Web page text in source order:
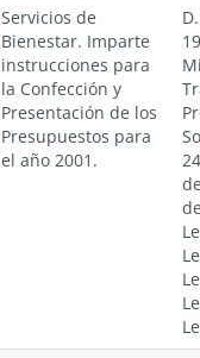
Servicios de
Bienestar. Imparte
instrucciones para
la Confección y
Presentación de los
Presupuestos para
el año 2001.